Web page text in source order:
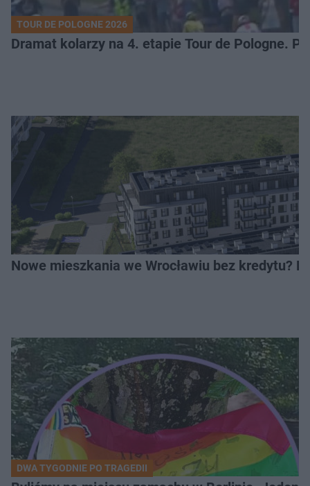
TOUR DE POLOGNE 2026
Dramat kolarzy na 4. etapie Tour de Pologne.
Nowe mieszkania we Wrocławiu bez kredytu?
DWA TYGODNIE PO TRAGEDII